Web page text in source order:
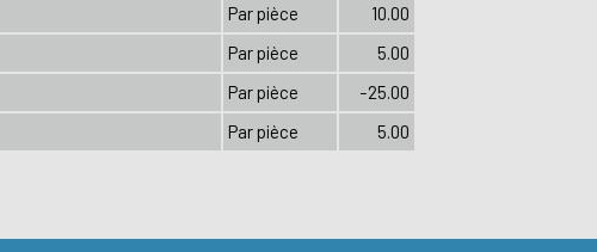
Par pièce
10.00
Par pièce
5.00
Par pièce
-25.00
Par pièce 5.00